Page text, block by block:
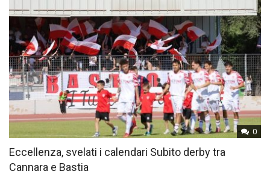
0
Eccellenza, svelati i calendari Subito derby tra
Cannara e Bastia